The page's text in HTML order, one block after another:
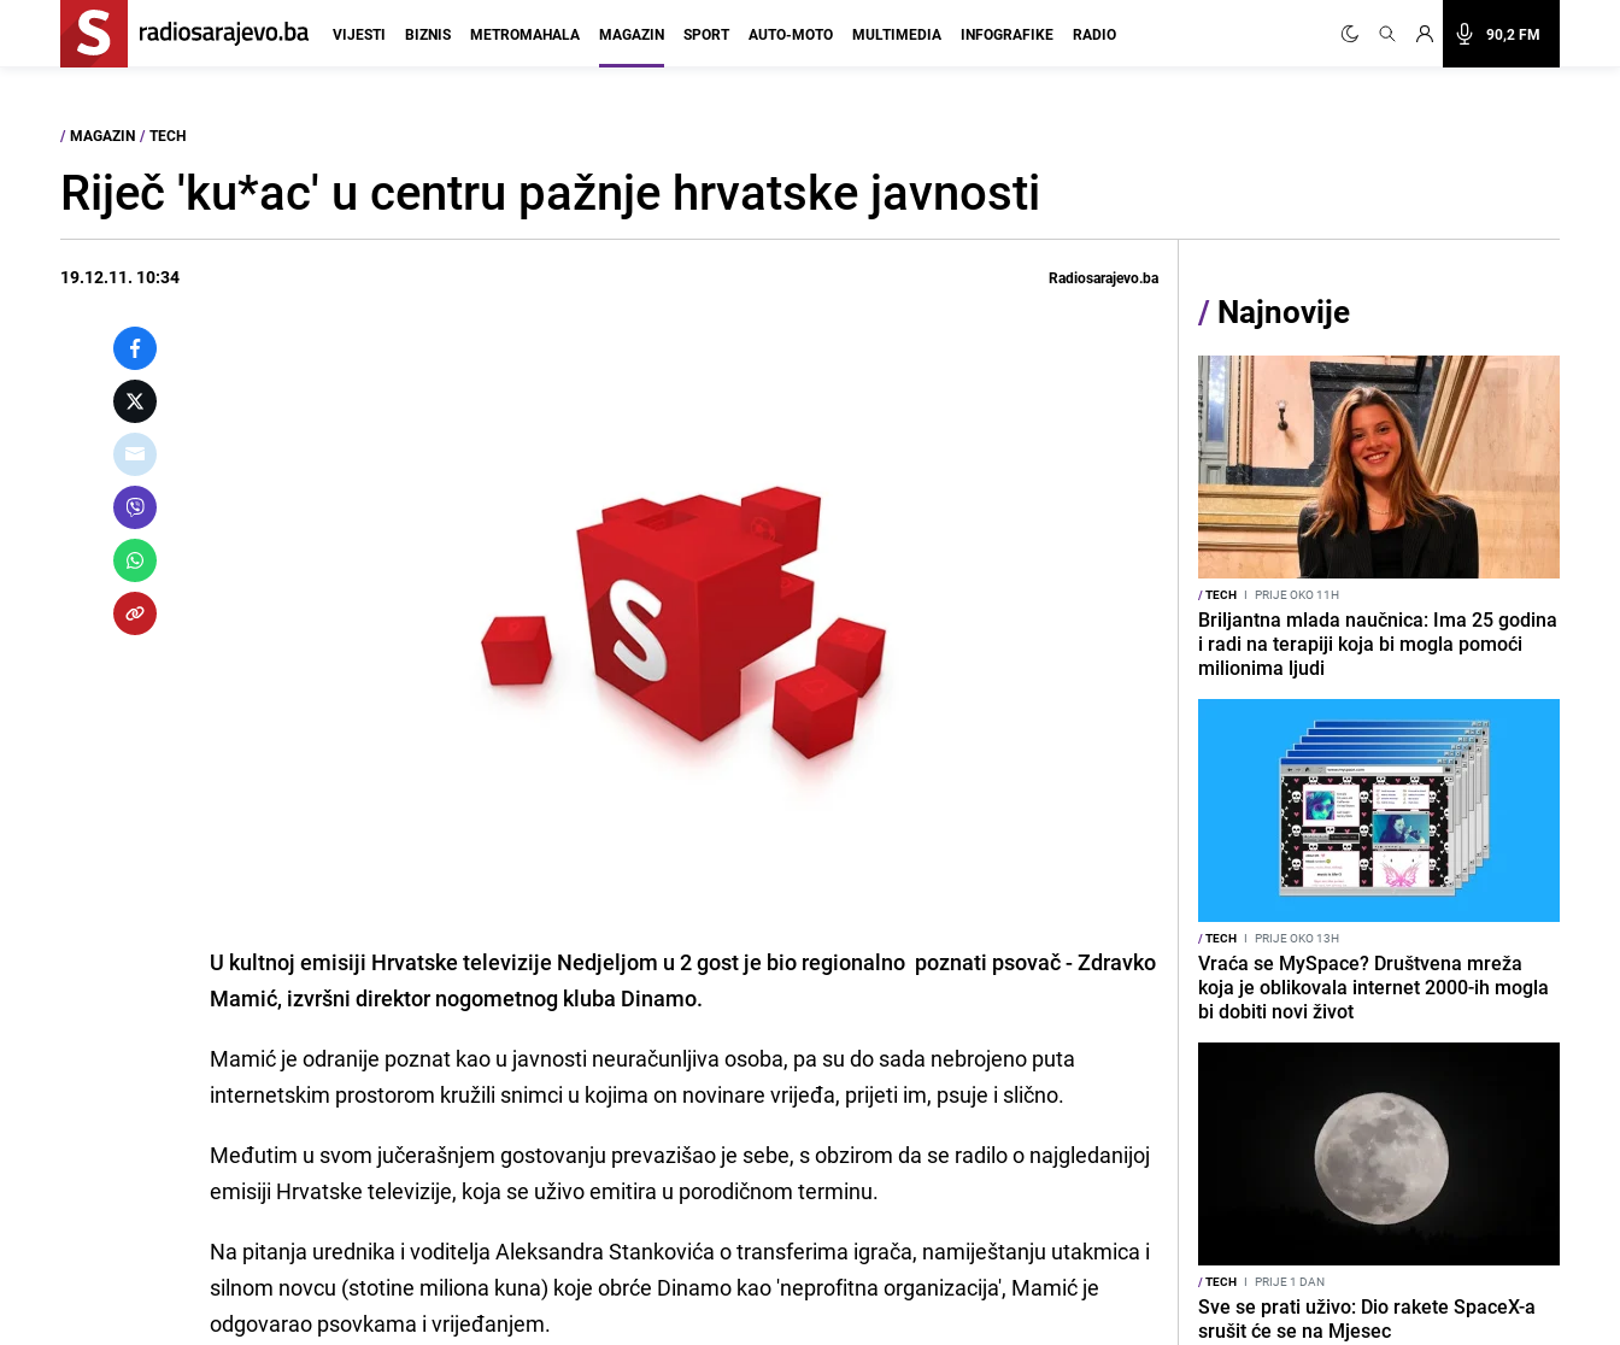
90,2 FM
VIJESTI BIZNIS METROMAHALA MAGAZIN SPORT AUTO-MOTO MULTIMEDIA INFOGRAFIKE RADIO
/ MAGAZIN / TECH
Riječ 'ku*ac' u centru pažnje hrvatske javnosti
19.12.11. 10:34 Radiosarajevo.ba
U kultnoj emisiji Hrvatske televizije Nedjeljom u 2 gost je bio regionalno poznati psovač - Zdravko
Mamić, izvršni direktor nogometnog kluba Dinamo.
Mamić je odranije poznat kao u javnosti neuračunljiva osoba, pa su do sada nebrojeno puta
internetskim prostorom kružili snimci u kojima on novinare vrijeđa, prijeti im, psuje i slično.
Međutim u svom jučerašnjem gostovanju prevazišao je sebe, s obzirom da se radilo o najgledanijoj
emisiji Hrvatske televizije, koja se uživo emitira u porodičnom terminu.
Na pitanja urednika i voditelja Aleksandra Stankovića o transferima igrača, namiještanju utakmica i
silnom novcu (stotine miliona kuna) koje obrće Dinamo kao 'neprofitna organizacija', Mamić je
odgovarao psovkama i vrijeđanjem.
/ Najnovije
/TECH I PRIJE OKO 11H
Briljantna mlada naučnica: Ima 25 godina
i radi na terapiji koja bi mogla pomoći
milionima ljudi
/TECH I PRIJE OKO 13H
Vraća se MySpace? Društvena mreža
koja je oblikovala internet 2000-ih mogla
bi dobiti novi život
/TECH I PRIJE 1 DAN
Sve se prati uživo: Dio rakete SpaceX-a
srušit će se na Mjesec